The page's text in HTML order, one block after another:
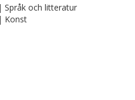
Språk och litteratur
Konst